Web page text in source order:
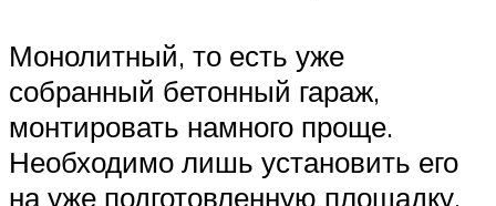
Монолитный, то есть уже
собранный бетонный гараж,
монтировать намного проще.
Необходимо лишь установить его
на уже подготовленную площадку,